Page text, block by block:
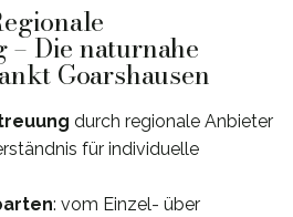
– Die naturnahe
Goarshausen
durch regionale Anbieter
für individuelle
: vom Einzel- über